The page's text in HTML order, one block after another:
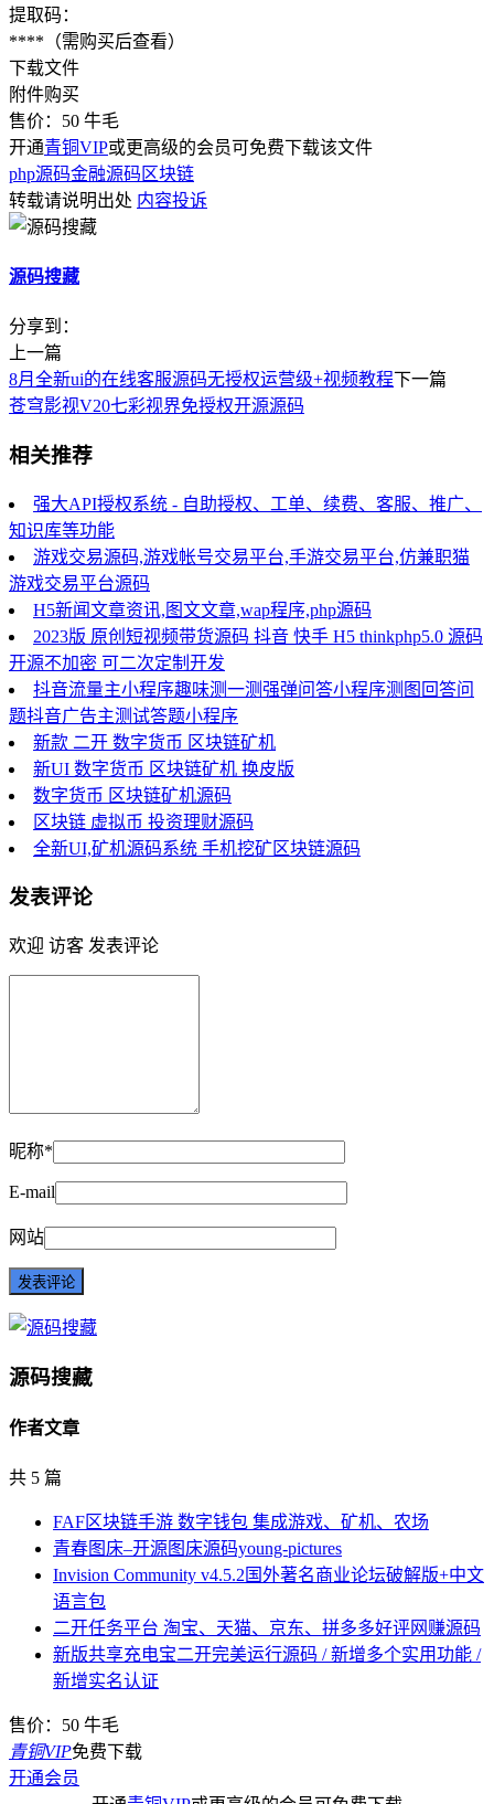
提取码：
**** （需购买后查看）
下载文件
附件购买
售价： 50 牛毛
开通青铜VIP或更高级的会员可免费下载该文件
php源码金融源码 区块链
转载请说明出处 内容投诉
源码搜藏
分享到：
上一篇
8月全新ui的在线客服源码无授权运营级+视频教程下一篇
苍穹影视V20七彩视界免授权开源源码
相关推荐
强大API授权系统 - 自助授权、工单、续费、客服、推广、
知识库等功能
游戏交易源码,游戏帐号交易平台,手游交易平台,仿兼职猫
游戏交易平台源码
H5新闻文章资讯,图文文章,wap程序,php源码
2023版 原创短视频带货源码 抖音 快手 H5 thinkphp5.0 源码
开源不加密 可二次定制开发
抖音流量主小程序趣味测一测强弹问答小程序测图回答问
题抖音广告主测试答题小程序
新款 二开 数字货币 区块链矿机
新UI 数字货币 区块链矿机 换皮版
数字货币 区块链矿机源码
区块链 虚拟币 投资理财源码
全新UI,矿机源码系统 手机挖矿区块链源码
发表评论
欢迎 访客 发表评论
昵称*
E-mail
网站
源码搜藏
作者文章
共 5 篇
FAF区块链手游 数字钱包 集成游戏、矿机、农场
青春图床–开源图床源码young-pictures
Invision Community v4.5.2国外著名商业论坛破解版+中文
语言包
二开任务平台 淘宝、天猫、京东、拼多多好评网赚源码
新版共享充电宝二开完美运行源码 / 新增多个实用功能 /
新增实名认证
售价： 50 牛毛
青铜VIP免费下载
开通会员